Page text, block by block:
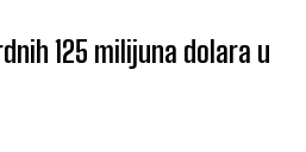
125 milijuna dolara u